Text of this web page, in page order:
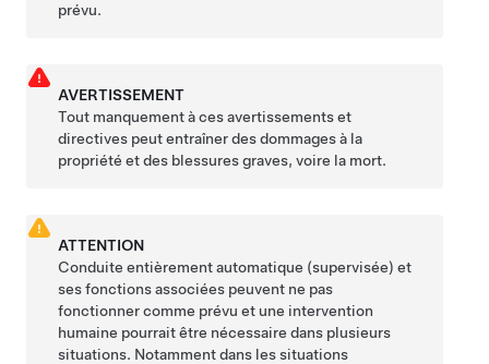
prévu.
AVERTISSEMENT
Tout manquement à ces avertissements et
directives peut entraîner des dommages à la
propriété et des blessures graves, voire la mort.
ATTENTION
Conduite entièrement automatique (supervisée) et
ses fonctions associées peuvent ne pas
fonctionner comme prévu et une intervention
humaine pourrait être nécessaire dans plusieurs
situations. Notamment dans les situations